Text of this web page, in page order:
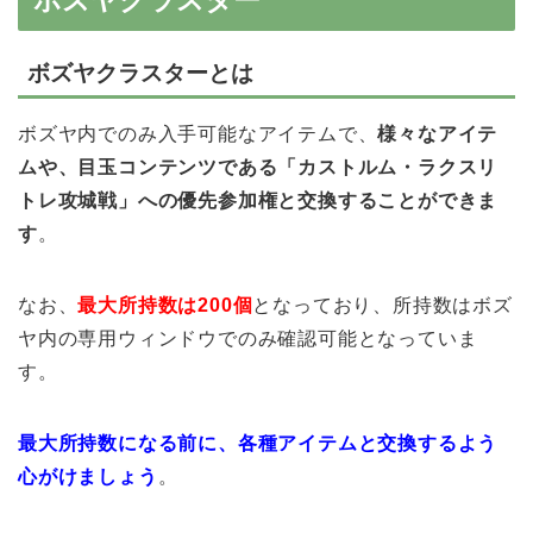
ボズヤクラスターとは
ボズヤ内でのみ入手可能なアイテムで、様々なアイテ
ムや、目玉コンテンツである「カストルム・ラクスリ
トレ攻城戦」への優先参加権と交換することができま
す。
なお、最大所持数は200個 となっており、所持数はボズ
ヤ内の専用ウィンドウでのみ確認可能となっていま
す。
最大所持数になる前に、各種アイテムと交換するよう
心がけましょう 。